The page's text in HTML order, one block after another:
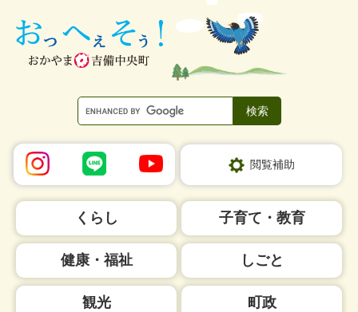
閲覧補助
くらし 子育て・教育
健康・福祉 しごと
観光 町政